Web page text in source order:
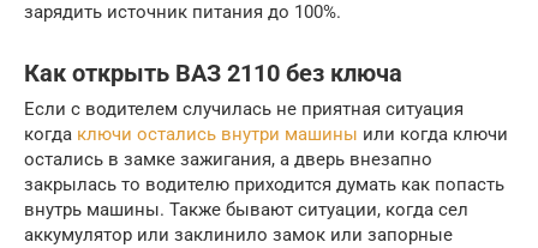
зарядить источник питания до 100%.
Как открыть ВАЗ 2110 без ключа
Если с водителем случилась не приятная ситуация
когда ключи остались внутри машины или когда ключи
остались в замке зажигания, а дверь внезапно
закрылась то водителю приходится думать как попасть
внутрь машины. Также бывают ситуации, когда сел
аккумулятор или заклинило замок или запорные